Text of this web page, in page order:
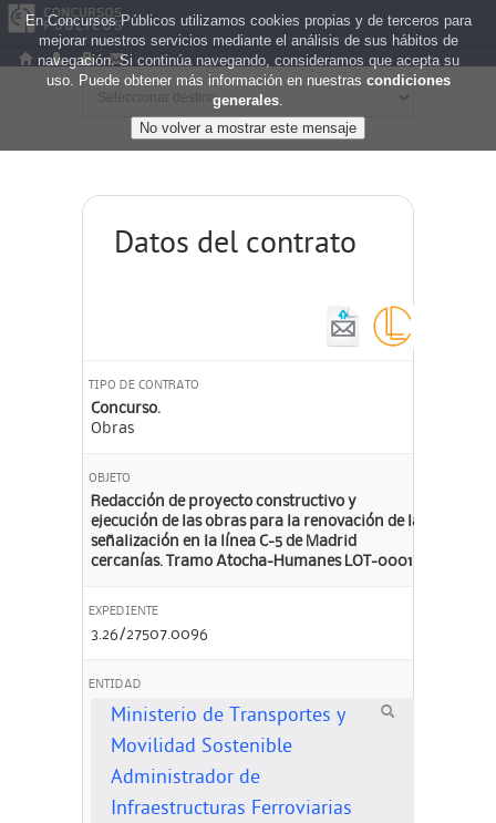
Datos del contrato
TIPO DE CONTRATO
Concurso.
Obras
OBJETO
Redacción de proyecto constructivo y
ejecución de las obras para la renovación de la
señalización en la línea C-5 de Madrid
cercanías. Tramo Atocha-Humanes LOT-0001:
EXPEDIENTE
3.26/27507.0096
ENTIDAD
Ministerio de Transportes y
Movilidad Sostenible
Administrador de
Infraestructuras Ferroviarias
En Concursos Públicos utilizamos cookies propias y de terceros para
mejorar nuestros servicios mediante el análisis de sus hábitos de
navegación. Si continúa navegando, consideramos que acepta su
uso. Puede obtener más información en nuestras condiciones
generales.